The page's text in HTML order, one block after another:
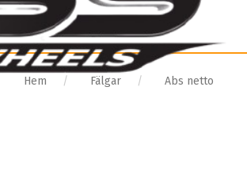
Hem Fälgar Abs netto